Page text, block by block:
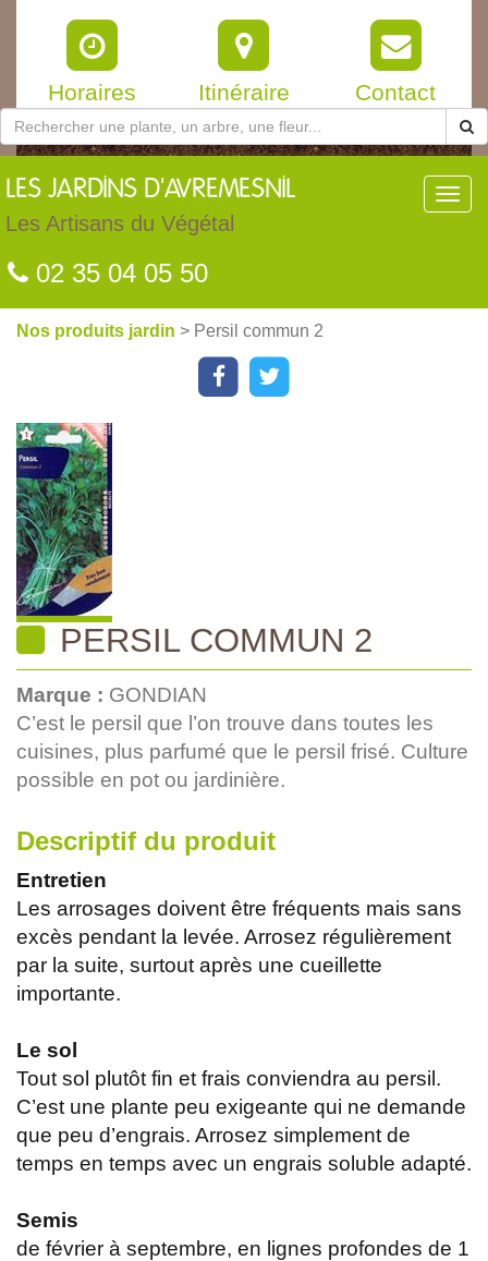
Horaires Itinéraire Contact
LES JARDINS D'AVREMESNIL
Les Artisans du Végétal
02 35 04 05 50
Nos produits jardin > Persil commun 2
PERSIL COMMUN 2
Marque : GONDIAN
C’est le persil que l’on trouve dans toutes les
cuisines, plus parfumé que le persil frisé. Culture
possible en pot ou jardinière.
Descriptif du produit
Entretien
Les arrosages doivent être fréquents mais sans
excès pendant la levée. Arrosez régulièrement
par la suite, surtout après une cueillette
importante.
Le sol
Tout sol plutôt fin et frais conviendra au persil.
C’est une plante peu exigeante qui ne demande
que peu d’engrais. Arrosez simplement de
temps en temps avec un engrais soluble adapté.
Semis
de février à septembre, en lignes profondes de 1